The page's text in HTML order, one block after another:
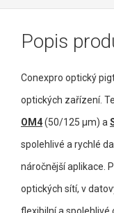
Popis
Conexpro optický
optických zařízení.
OM4(50/125 µm) a
spolehlivé a rychlé
náročnější aplikace.
optických sítí, v